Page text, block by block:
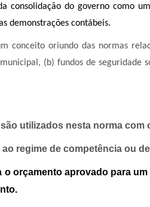
consolidação do governo como
demonstrações contábeis.
conceito oriundo das normas
(b) fundos de seguridade
utilizados nesta norma
ao regime de competência ou
o orçamento aprovado para